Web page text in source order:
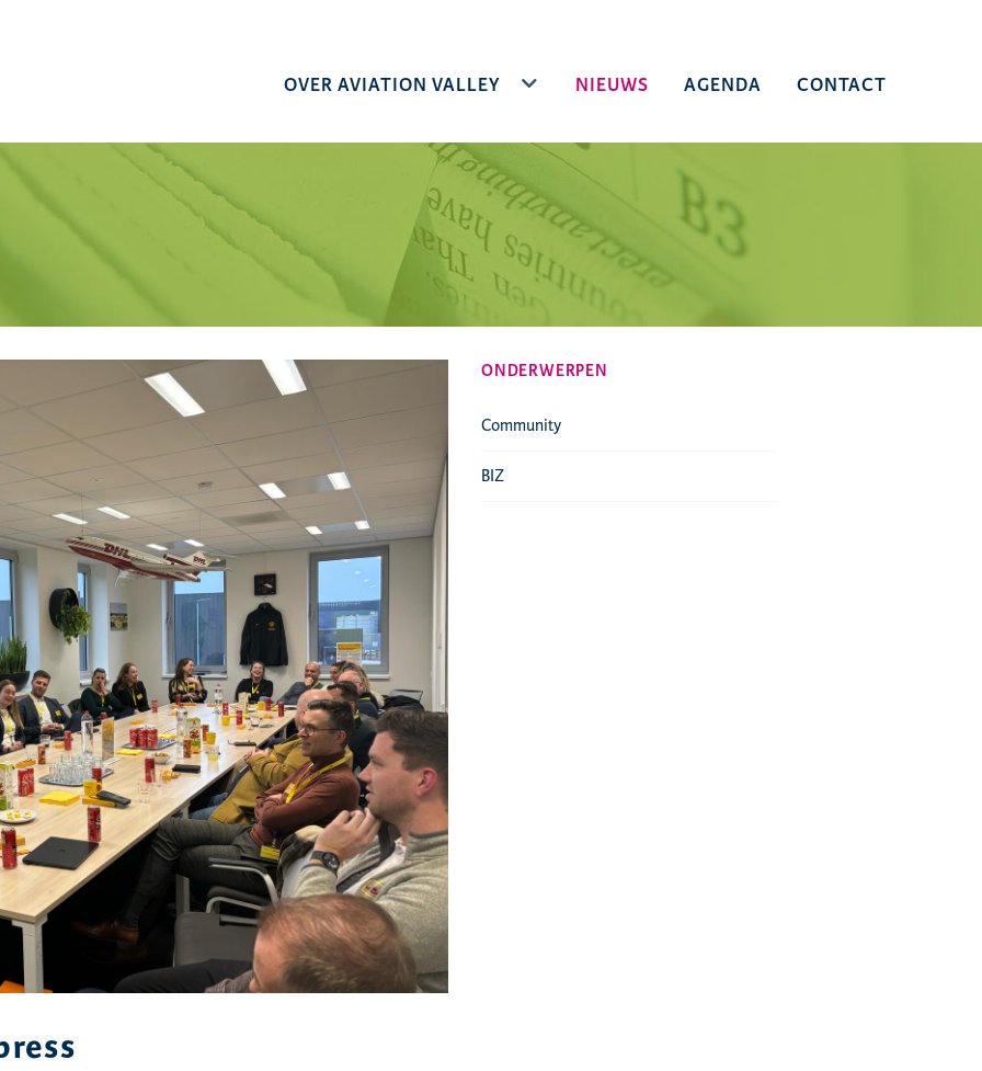
OVER AVIATION VALLEY TOGGLE DROPDOWN
NIEUWS AGENDA CONTACT
ONDERWERPEN
Community
BIZ